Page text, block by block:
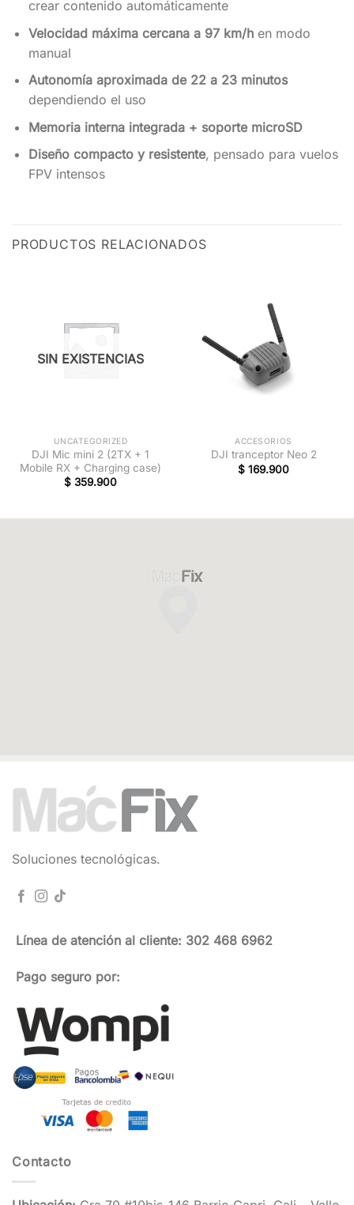
crear contenido automáticamente
Velocidad máxima cercana a 97 km/hen modo
manual
Autonomía aproximada de 22 a 23 minutos
dependiendo el uso
Memoria interna integrada + soporte microSD
Diseño compacto y resistente, pensado para vuelos
FPV intensos
PRODUCTOS RELACIONADOS
SIN EXISTENCIAS
UNCATEGORIZED
DJI Mic mini 2 (2TX + 1
Mobile RX + Charging case)
$ 359.900
ACCESORIOS
DJI tranceptor Neo 2
$ 169.900
Soluciones tecnológicas.
Línea de atención al cliente: 302 468 6962
Pago seguro por:
Contacto